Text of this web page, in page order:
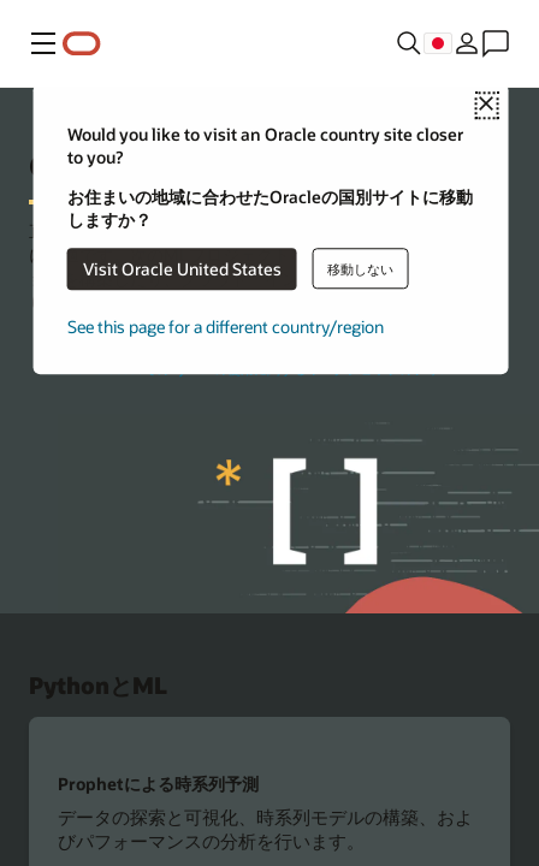
メニュー
Close
Would you like to visit an Oracle country site closer
to you?
お住まいの地域に合わせたOracleの国別サイトに移動
しますか？
Visit Oracle United States 移動しない
See this page for a different country/region
OCIでPythonで構築
直感的でパワフルなPythonは、Oracle Cloud Infrastructure(OCI)
に最適です。次のMLプロジェクトを開始したり、アプリケーシ
ョンを構築したり、クラウド・インスタンスの機能を拡張した
りするには、これらのリソースを確認してください。
PythonとML
Prophetによる時系列予測
データの探索と可視化、時系列モデルの構築、およ
びパフォーマンスの分析を行います。